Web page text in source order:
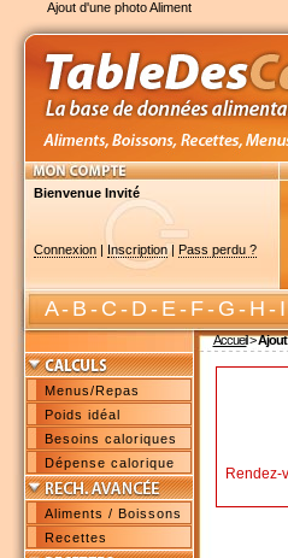
Ajout d'une photo Aliment
Bienvenue Invité
Connexion| Inscription| Pass perdu ?
A-B-C-D-E-F-G-H-I
Accueil>Ajout
Menus/Repas
Poids idéal
Besoins caloriques
Dépense calorique
Aliments / Boissons
Recettes
Rendez-